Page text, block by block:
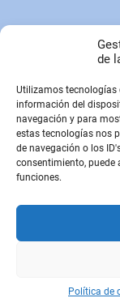
de
Utilizamos tecnologías
información del
navegación y para
estas tecnologías nos
de navegación o los
consentimiento, puede
funciones.
Política de
Copyright ©
PÁGINAS EMPRESA
Contacto
Sobre Nosotros
Sitemap